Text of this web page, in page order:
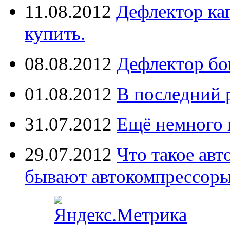
11.08.2012 Дефлектор
купить.
08.08.2012 Дефлектор
01.08.2012 В последний
31.07.2012 Ещё немного
29.07.2012 Что такое
бывают